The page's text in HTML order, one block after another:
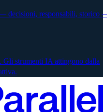
decisioni, responsabili, storico
strumenti IA attingono dalla